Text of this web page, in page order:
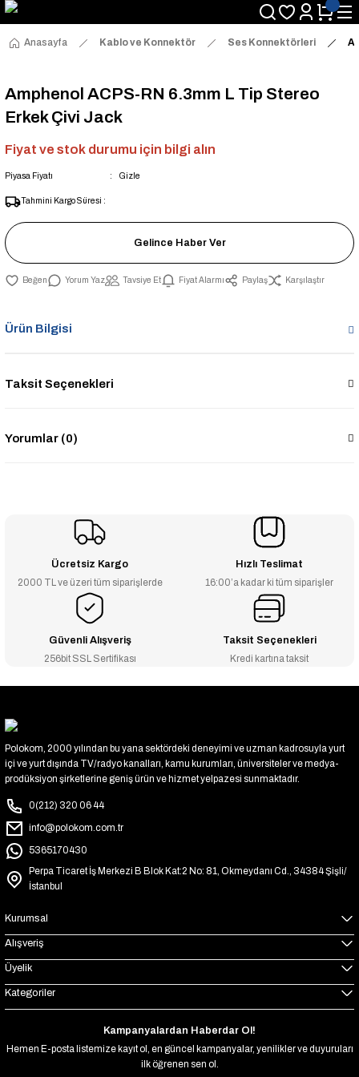
Anasayfa Kablo ve Konnektör Ses Konnektörleri
Amphenol ACPS-RN 6.3mm L Tip Stereo
Erkek Çivi Jack
Fiyat ve stok durumu için bilgi alın
Piyasa Fiyatı Gizle
Tahmini Kargo Süresi :
Gelince Haber Ver
Yorum Yaz Tavsiye Et Fiyat Alarmı Paylaş Karşılaştır
Ürün Bilgisi
Taksit Seçenekleri
Yorumlar (0)
Ücretsiz Kargo
2000 TL ve üzeri tüm siparişlerde
Hızlı Teslimat
16:00’a kadar ki tüm siparişler
Güvenli Alışveriş
256bit SSL Sertifikası
Taksit Seçenekleri
Kredi kartına taksit
Polokom, 2000 yılından bu yana sektördeki deneyimi ve uzman kadrosuyla yurt
içi ve yurt dışında TV/radyo kanalları, kamu kurumları, üniversiteler ve medya-
prodüksiyon şirketlerine geniş ürün ve hizmet yelpazesi sunmaktadır.
0(212) 320 06 44
info@polokom.com.tr
5365170430
Perpa Ticaret İş Merkezi B Blok Kat:2 No: 81, Okmeydanı Cd., 34384 Şişli/
İstanbul
Kurumsal
Alışveriş
Üyelik
Kategoriler
Kampanyalardan Haberdar Ol!
Hemen E-posta listemize kayıt ol, en güncel kampanyalar, yenilikler ve duyuruları
ilk öğrenen sen ol.